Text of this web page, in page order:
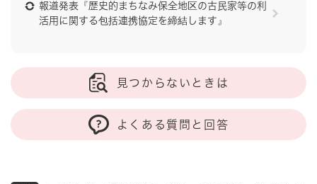
報道発表『歴史的まちなみ保全地区の古民家等の利
活用に関する包括連携協定を締結します』
見つからないときは
よくある質問と回答